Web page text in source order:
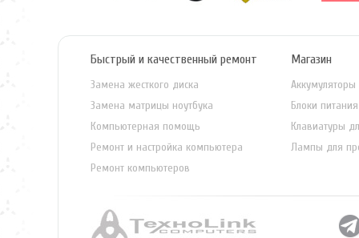
Быстрый и качественный ремонт
Замена жесткого диска
Замена матрицы ноутбука
Компьютерная помощь
Ремонт и настройка компьютера
Ремонт компьютеров
Магазин
Блоки
Клавиатуры
Лампы для